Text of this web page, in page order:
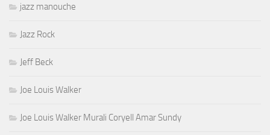
jazz manouche
Jazz Rock
Jeff Beck
Joe Louis Walker
Joe Louis Walker Murali Coryell Amar Sundy